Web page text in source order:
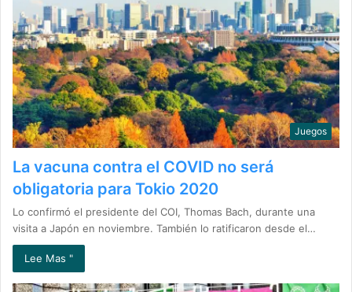
Juegos
La vacuna contra el COVID no será
obligatoria para Tokio 2020
Lo confirmó el presidente del COI, Thomas Bach, durante una
visita a Japón en noviembre. También lo ratificaron desde el…
Lee Mas "